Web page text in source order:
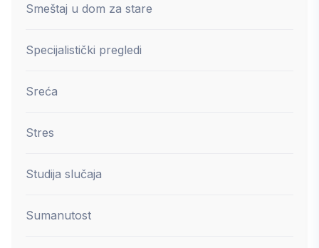
Smeštaj u dom za stare
Specijalistički pregledi
Sreća
Stres
Studija slučaja
Sumanutost